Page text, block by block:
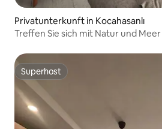
Privatunterkunft in Kocahasanlı
Treffen Sie sich mit Natur und Meer
Superhost
Superhost